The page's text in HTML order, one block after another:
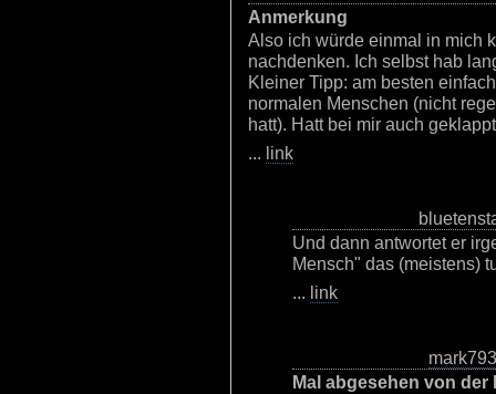
Anmerkung
Also ich würde einmal in mich
nachdenken. Ich selbst hab
Kleiner Tipp: am besten
normalen Menschen (nicht
hatt). Hatt bei mir auch
... link
Und dann antwortet er
Mensch" das (meistens)
... link
mark793
Mal abgesehen von der